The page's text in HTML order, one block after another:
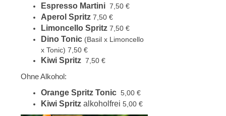
Espresso Martini 7,50 €
Aperol Spritz 7,50 €
Limoncello Spritz 7,50 €
Dino Tonic (Basil x Limoncello
x Tonic) 7,50 €
Kiwi Spritz 7,50 €
Ohne Alkohol:
Orange Spritz Tonic 5,00 €
Kiwi Spritz alkoholfrei 5,00 €